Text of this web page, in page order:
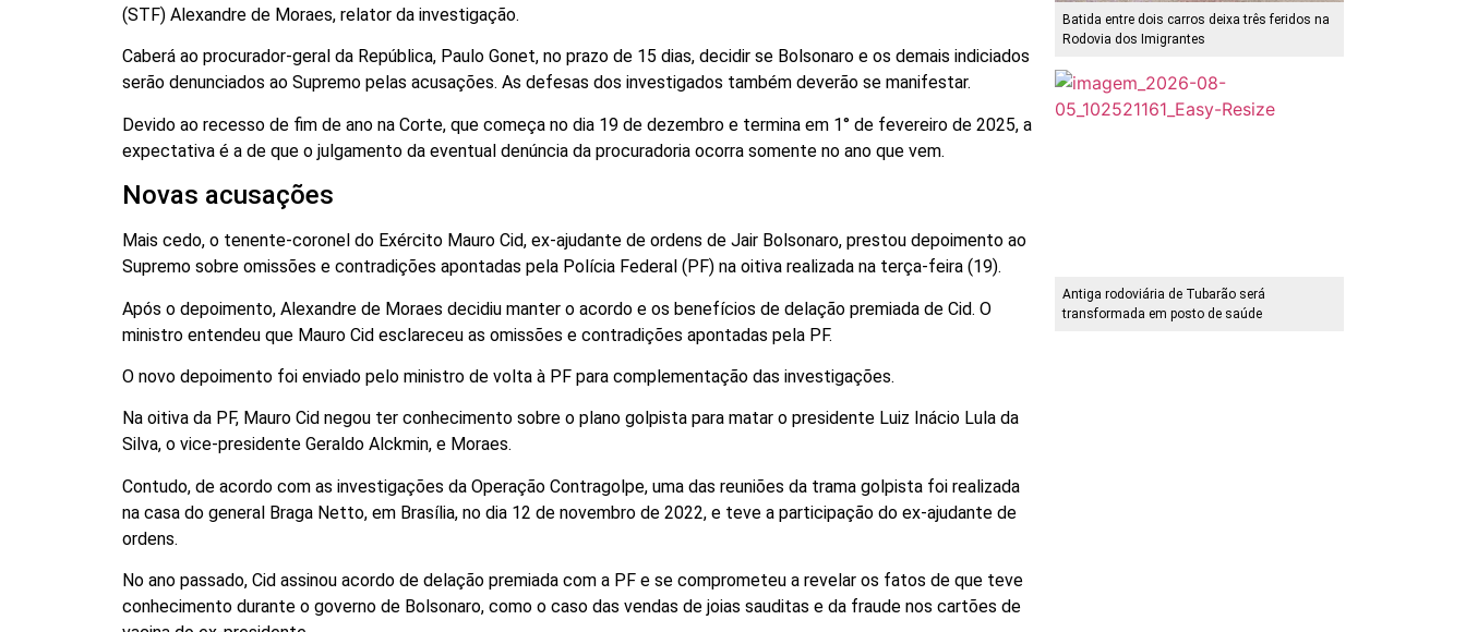
(STF) Alexandre de Moraes, relator da investigação.
Caberá ao procurador-geral da República, Paulo Gonet, no prazo de 15 dias, decidir se Bolsonaro e os demais indiciados
serão denunciados ao Supremo pelas acusações. As defesas dos investigados também deverão se manifestar.
Devido ao recesso de fim de ano na Corte, que começa no dia 19 de dezembro e termina em 1° de fevereiro de 2025, a
expectativa é a de que o julgamento da eventual denúncia da procuradoria ocorra somente no ano que vem.
Novas acusações
Mais cedo, o tenente-coronel do Exército Mauro Cid, ex-ajudante de ordens de Jair Bolsonaro, prestou depoimento ao
Supremo sobre omissões e contradições apontadas pela Polícia Federal (PF) na oitiva realizada na terça-feira (19).
Após o depoimento, Alexandre de Moraes decidiu manter o acordo e os benefícios de delação premiada de Cid. O
ministro entendeu que Mauro Cid esclareceu as omissões e contradições apontadas pela PF.
O novo depoimento foi enviado pelo ministro de volta à PF para complementação das investigações.
Na oitiva da PF, Mauro Cid negou ter conhecimento sobre o plano golpista para matar o presidente Luiz Inácio Lula da
Silva, o vice-presidente Geraldo Alckmin, e Moraes.
Contudo, de acordo com as investigações da Operação Contragolpe, uma das reuniões da trama golpista foi realizada
na casa do general Braga Netto, em Brasília, no dia 12 de novembro de 2022, e teve a participação do ex-ajudante de
ordens.
No ano passado, Cid assinou acordo de delação premiada com a PF e se comprometeu a revelar os fatos de que teve
conhecimento durante o governo de Bolsonaro, como o caso das vendas de joias sauditas e da fraude nos cartões de
Batida entre dois carros deixa três feridos na
Rodovia dos Imigrantes
Antiga rodoviária de Tubarão será
transformada em posto de saúde